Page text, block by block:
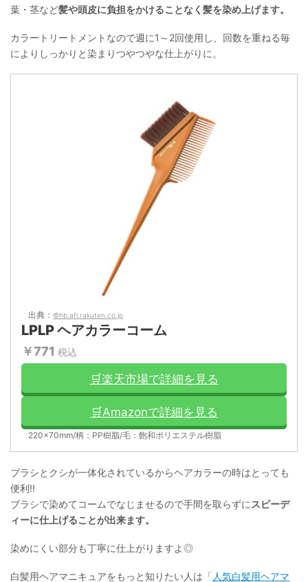
葉・茎など髪や頭皮に負担をかけることなく髪を染め上げます。
カラートリートメントなので週に1～2回使用し、回数を重ねる毎
によりしっかりと染まりつやつやな仕上がりに。
出典： ©hb.afl.rakuten.co.jp
LPLP ヘアカラーコーム
￥771 税込
🛒楽天市場で詳細を見る
🛒Amazonで詳細を見る
220×70mm/柄：PP樹脂/毛：飽和ポリエステル樹脂
ブラシとクシが一体化されているからヘアカラーの時はとっても
便利!!
ブラシで染めてコームでなじませるので手間を取らずに スピーデ
ィーに仕上げることが出来ます。
染めにくい部分も丁寧に仕上がりますよ◎
白髪用ヘアマニキュアをもっと知りたい人は「 人気白髪用ヘアマ